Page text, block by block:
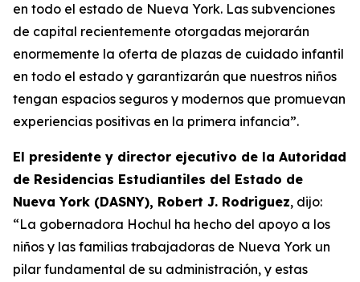
en todo el estado de Nueva York. Las subvenciones
de capital recientemente otorgadas mejorarán
enormemente la oferta de plazas de cuidado infantil
en todo el estado y garantizarán que nuestros niños
tengan espacios seguros y modernos que promuevan
experiencias positivas en la primera infancia”.
El presidente y director ejecutivo de la Autoridad
de Residencias Estudiantiles del Estado de
Nueva York (DASNY), Robert J. Rodriguez, dijo:
“La gobernadora Hochul ha hecho del apoyo a los
niños y las familias trabajadoras de Nueva York un
pilar fundamental de su administración, y estas